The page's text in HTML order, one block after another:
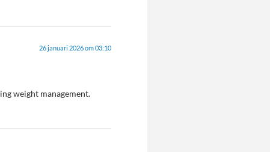
26 januari 2026 om 03:10
weight management.